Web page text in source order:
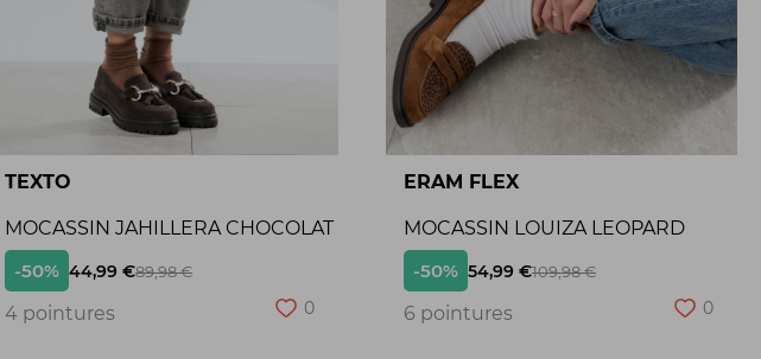
TEXTO
MOCASSIN JAHILLERA CHOCOLAT
-50% 44,99 €89,98 €
4 pointures 0
ERAM FLEX
MOCASSIN LOUIZA LEOPARD
-50% 54,99 €109,98 €
6 pointures 0